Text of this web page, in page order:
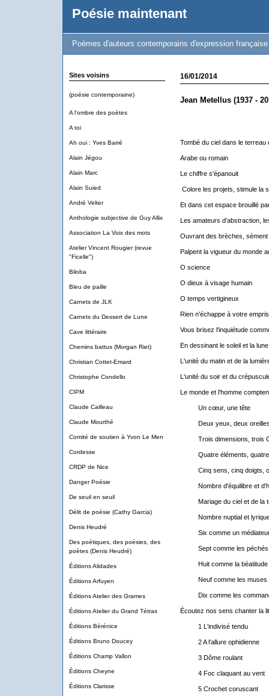
Poésie maintenant
Poèmes d'auteurs contemporains d'expression française
Sites voisins
(poésie contemporaine)
A l'ombre des poètes
A toi
Ah oui : Yves Barré
Alain Jégou
Alain Marc
Alain Suied
André Velter
Anthologie subjective de Guy Allix
Association La Voix des mots
Atelier Vincent Rougier (revue
"Ficelle")
Biloba
Bleu de paille
Carnets de JLK
Carnets du Dessert de Lune
Cave littéraire
Chemins battus (Morgan Riet)
Christian Cottet-Emard
Christophe Condello
CIPM
Claude Cailleau
Claude Mourthé
Comité de soutien à Yvon Le Men
Cordesse
CRDP de Nice
Danger Poésie
De seuil en seuil
Délit de poésie (Cathy Garcia)
Denis Heudré
Des poétiques, des poésies, des
poètes (Denis Heudré)
Éditions Alidades
Éditions Arfuyen
Éditions Atelier des Grames
Éditions Atelier du Grand Tétras
Éditions Bérénice
Éditions Bruno Doucey
Éditions Champ Vallon
Éditions Cheyne
Éditions Clarisse
16/01/2014
Jean Metellus (1937 -
Tombé du ciel dans le terreau
Arabe ou romain
Le chiffre s'épanouit
Colore les projets, stimule la
Et dans cet espace brouillé
Les amateurs d'abstraction,
Ouvrant des brèches, sèment
Palpent la vigueur du monde
O science
O dieux à visage humain
O temps vertigineux
Rien n'échappe à votre
Vous brisez l'inquiétude
En dessinant le soleil et la lune
L'unité du matin et de la
L'unité du soir et du
Le monde et l'homme
Un cœur, une tête
Deux yeux, deux oreilles,
Trois dimensions, trois
Quatre éléments, quatre
Cinq sens, cinq doigts,
Nombre d'équilibre et
Mariage du ciel et de la
Nombre nuptial et
Six comme un médiateur
Sept comme les péchés
Huit comme la béatitude
Neuf comme les muses
Dix comme les
Écoutez nos sens chanter la
1 L'indivisé tendu
2 A l'allure ophidienne
3 Dôme roulant
4 Foc claquant au vent
5 Crochet coruscant